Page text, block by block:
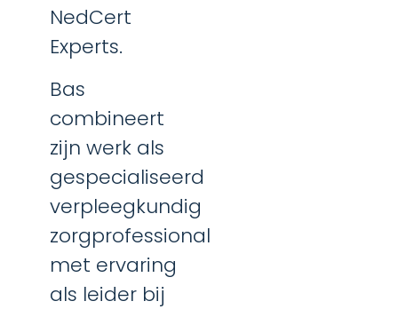
NedCert
Experts.
Bas
combineert
zijn werk als
gespecialiseerd
verpleegkundig
zorgprofessional
met ervaring
als leider bij